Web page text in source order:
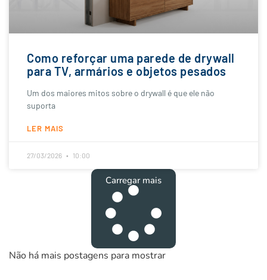
Como reforçar uma parede de drywall
para TV, armários e objetos pesados
Um dos maiores mitos sobre o drywall é que ele não
suporta
LER MAIS
27/03/2026 10:00
Carregar mais
Não há mais postagens para mostrar